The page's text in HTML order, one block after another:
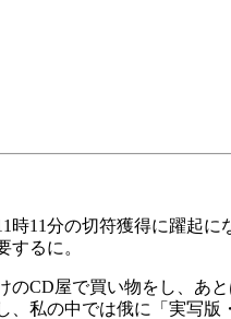
11分の切符獲得に躍起
るに。
CD屋で買い物をし、あ
私の中では俄に「実写